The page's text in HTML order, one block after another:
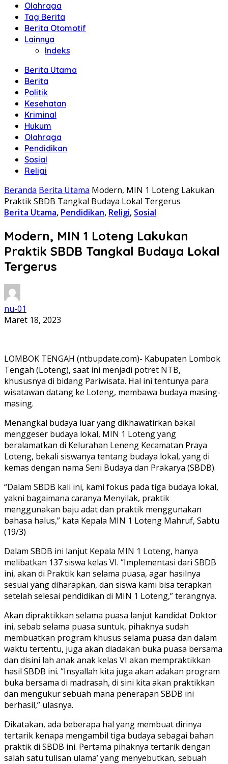
Olahraga
Tag Berita
Berita Otomotif
Lainnya
Indeks
Berita Utama
Berita
Politik
Kesehatan
Kriminal
Hukum
Olahraga
Pendidikan
Sosial
Religi
Beranda Berita Utama Modern, MIN 1 Loteng Lakukan
Praktik SBDB Tangkal Budaya Lokal Tergerus
Berita Utama, Pendidikan, Religi, Sosial
Modern, MIN 1 Loteng Lakukan
Praktik SBDB Tangkal Budaya Lokal
Tergerus
nu-01
Maret 18, 2023
LOMBOK TENGAH (ntbupdate.com)- Kabupaten Lombok
Tengah (Loteng), saat ini menjadi potret NTB,
khususnya di bidang Pariwisata. Hal ini tentunya para
wisatawan datang ke Loteng, membawa budaya masing-
masing.
Menangkal budaya luar yang dikhawatirkan bakal
menggeser budaya lokal, MIN 1 Loteng yang
beralamatkan di Kelurahan Leneng Kecamatan Praya
Loteng, bekali siswanya tentang budaya lokal, yang di
kemas dengan nama Seni Budaya dan Prakarya (SBDB).
“Dalam SBDB kali ini, kami fokus pada tiga budaya lokal,
yakni bagaimana caranya Menyilak, praktik
menggunakan baju adat dan praktik menggunakan
bahasa halus,” kata Kepala MIN 1 Loteng Mahruf, Sabtu
(19/3)
Dalam SBDB ini lanjut Kepala MIN 1 Loteng, hanya
melibatkan 137 siswa kelas VI. “Implementasi dari SBDB
ini, akan di Praktik kan selama puasa, agar hasilnya
sesuai yang diharapkan, dan siswa kami bisa terapkan
setelah selesai pendidikan di MIN 1 Loteng,” terangnya.
Akan dipraktikkan selama puasa lanjut kandidat Doktor
ini, sebab selama puasa suntuk, pihaknya sudah
membuatkan program khusus selama puasa dan dalam
waktu tertentu, juga akan diadakan buka puasa bersama
dan disini lah anak anak kelas VI akan mempraktikkan
hasil SBDB ini. “Insyallah kita juga akan adakan program
buka bersama di madrasah, di sini kita akan praktikkan
dan mengukur sebuah mana penerapan SBDB ini
berhasil,” ulasnya.
Dikatakan, ada beberapa hal yang membuat dirinya
tertarik kenapa mengambil tiga budaya sebagai bahan
praktik di SBDB ini. Pertama pihaknya tertarik dengan
salah satu tulisan ulama’ yang menyebutkan, sebuah